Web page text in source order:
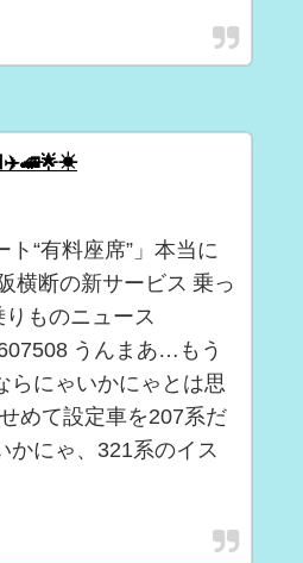
“有料座席”」本当に
横断の新サービス 乗っ
ものニュース
うんまあ…もう
らにゃいかにゃとは思
めて設定車を207系だ
かにゃ、321系のイス